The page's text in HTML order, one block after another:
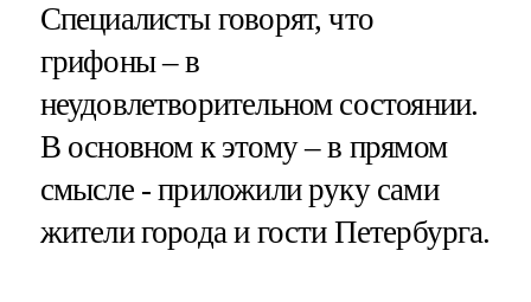
Специалисты говорят, что
грифоны – в
неудовлетворительном состоянии.
В основном к этому – в прямом
смысле - приложили руку сами
жители города и гости Петербурга.